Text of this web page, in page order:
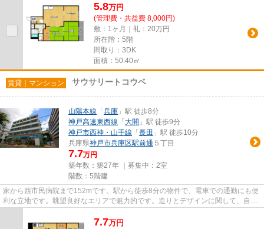
5.8万円
(管理費・共益費 8,000円)
敷：1ヶ月｜礼：20万円
所在階：5階
間取り：3DK
面積：50.40㎡
賃貸｜マンション サウサリートコウベ
山陽本線 「 兵庫 」駅 徒歩8分
神戸高速東西線 「 大開 」駅 徒歩9分
神戸市西神・山手線 「 長田 」駅 徒歩10分
兵庫県神戸市兵庫区駅前通 ５丁目
7.7万円
築年数：築27年 ｜募集中： 2室
階数：5階建
家から西市民病院まで152mです。駅から徒歩8分の物件で、電車での通勤にも便
利な立地です。眺望良好なエリアで魅力的です。造りとデザインに関して、自信
7.7万円